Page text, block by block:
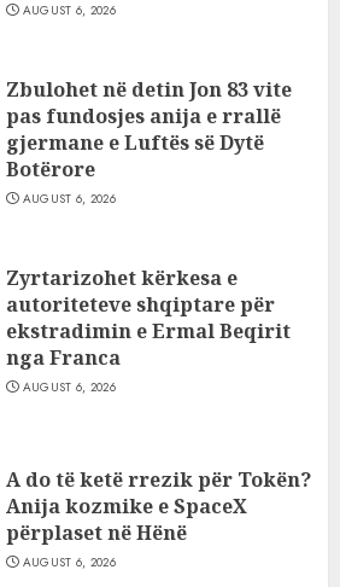
AUGUST 6, 2026
Zbulohet në detin Jon 83 vite
pas fundosjes anija e rrallë
gjermane e Luftës së Dytë
Botërore
AUGUST 6, 2026
Zyrtarizohet kërkesa e
autoriteteve shqiptare për
ekstradimin e Ermal Beqirit
nga Franca
AUGUST 6, 2026
A do të ketë rrezik për Tokën?
Anija kozmike e SpaceX
përplaset në Hënë
AUGUST 6, 2026